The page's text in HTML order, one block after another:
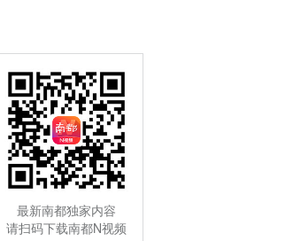
最新南都独家内容
请扫码下载南都N视频